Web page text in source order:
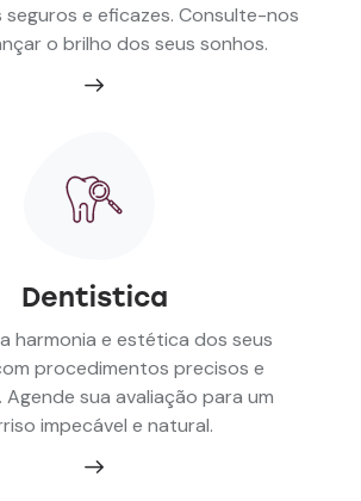
e eficazes. Consulte-nos
o brilho dos seus sonhos.
Dentistica
harmonia e estética dos seus
procedimentos precisos e
Agende sua avaliação para um
impecável e natural.